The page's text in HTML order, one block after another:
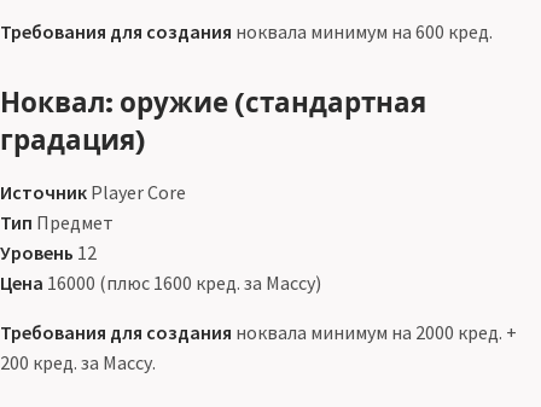
Требования для создания ноквала минимум на 600 кред.
Ноквал: оружие (стандартная
градация)
Источник Player Core
Тип Предмет
Уровень 12
Цена 16000 (плюс 1600 кред. за Массу)
Требования для создания ноквала минимум на 2000 кред. +
200 кред. за Массу.